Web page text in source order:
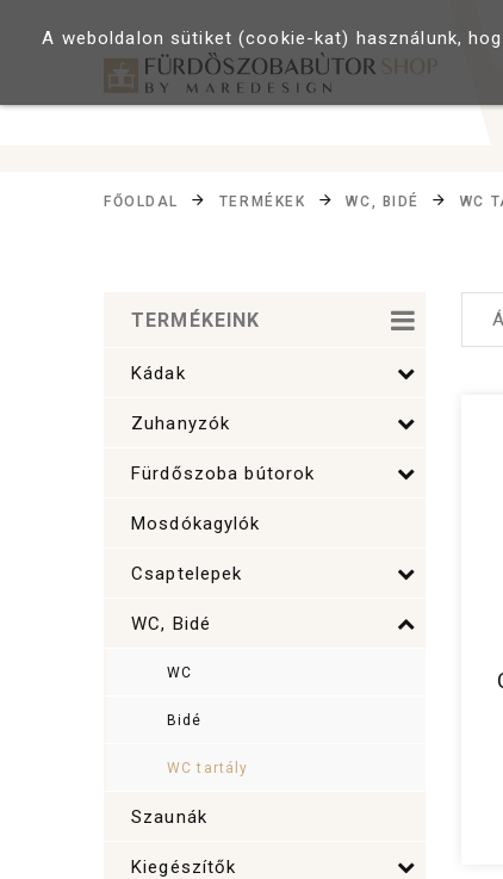
FŐOLDAL TERMÉKEK WC, BIDÉ WC
TERMÉKEINK
Kádak
Zuhanyzók
Fürdőszoba bútorok
Mosdókagylók
Csaptelepek
WC, Bidé
WC
Bidé
WC tartály
Szaunák
Kiegészítők
A weboldalon sütiket (cookie-kat) használunk,